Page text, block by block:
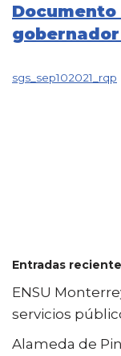
sgs_sep102021_rqp
Entradas
ENSU
servicios
Alameda de